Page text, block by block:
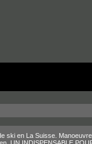
ski en La Suisse.
UN INDISPENSABLE